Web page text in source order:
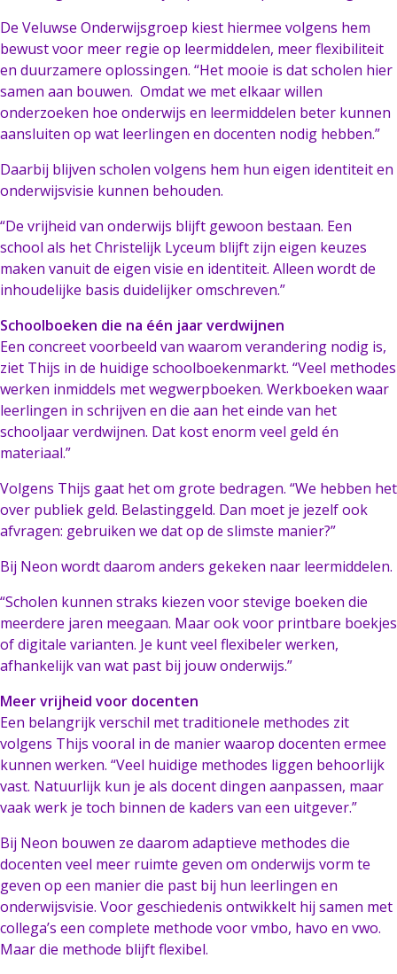
De Veluwse Onderwijsgroep kiest hiermee volgens hem
bewust voor meer regie op leermiddelen, meer flexibiliteit
en duurzamere oplossingen. “Het mooie is dat scholen hier
samen aan bouwen. Omdat we met elkaar willen
onderzoeken hoe onderwijs en leermiddelen beter kunnen
aansluiten op wat leerlingen en docenten nodig hebben.”
Daarbij blijven scholen volgens hem hun eigen identiteit en
onderwijsvisie kunnen behouden.
“De vrijheid van onderwijs blijft gewoon bestaan. Een
school als het Christelijk Lyceum blijft zijn eigen keuzes
maken vanuit de eigen visie en identiteit. Alleen wordt de
inhoudelijke basis duidelijker omschreven.”
Schoolboeken die na één jaar verdwijnen
Een concreet voorbeeld van waarom verandering nodig is,
ziet Thijs in de huidige schoolboekenmarkt. “Veel methodes
werken inmiddels met wegwerpboeken. Werkboeken waar
leerlingen in schrijven en die aan het einde van het
schooljaar verdwijnen. Dat kost enorm veel geld én
materiaal.”
Volgens Thijs gaat het om grote bedragen. “We hebben het
over publiek geld. Belastinggeld. Dan moet je jezelf ook
afvragen: gebruiken we dat op de slimste manier?”
Bij Neon wordt daarom anders gekeken naar leermiddelen.
“Scholen kunnen straks kiezen voor stevige boeken die
meerdere jaren meegaan. Maar ook voor printbare boekjes
of digitale varianten. Je kunt veel flexibeler werken,
afhankelijk van wat past bij jouw onderwijs.”
Meer vrijheid voor docenten
Een belangrijk verschil met traditionele methodes zit
volgens Thijs vooral in de manier waarop docenten ermee
kunnen werken. “Veel huidige methodes liggen behoorlijk
vast. Natuurlijk kun je als docent dingen aanpassen, maar
vaak werk je toch binnen de kaders van een uitgever.”
Bij Neon bouwen ze daarom adaptieve methodes die
docenten veel meer ruimte geven om onderwijs vorm te
geven op een manier die past bij hun leerlingen en
onderwijsvisie. Voor geschiedenis ontwikkelt hij samen met
collega’s een complete methode voor vmbo, havo en vwo.
Maar die methode blijft flexibel.